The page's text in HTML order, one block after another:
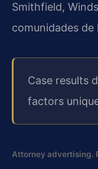
Smithfield,
comunidades
Case results
factors
Attorney advertising.